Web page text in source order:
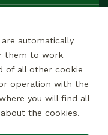
automatically
them to work
of all other cookie
operation with the
you will find all
the cookies.